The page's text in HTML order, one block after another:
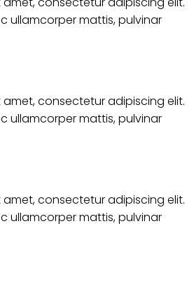
ullamcorper mattis, pulvinar
amet, consectetur adipiscing elit.
ullamcorper mattis, pulvinar
amet, consectetur adipiscing elit.
ullamcorper mattis, pulvinar